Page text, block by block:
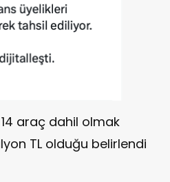
araç dahil olmak
TL olduğu belirlendi